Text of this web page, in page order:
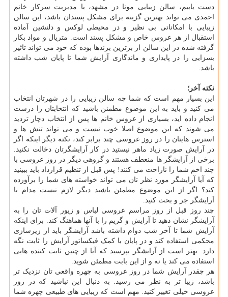
دست یابیم، سالن زیبایی مونا در مشهد، با مدیریت سرکار خانم
احمدی می تواند بهترین گزینه برای مشکل پسندان باشد، این سالن
زیبایی با امکاناتی بی نظیر و در محیطی لوکس و دلنشین آماده
استقبال از هر عروس خاص و مشکل پسند است. متریال و مواد بکار
گرفته شده در این سالن از برترین برندها بوده که خود می تواند تاثیر
بسزایی را در پایداری و ماندگاری آرایش شما تا پایان شب داشته
باشد.
نکته آخر؛
این بسیار مهم است که شما چه سالن زیبایی را در شهرتان انتخاب
می کنید و باید به این موضوع مطمئن باشید که انتخابتان را درست
انجام داده اید، بسیاری از عروس خانم ها پس از انتخاب دچار تردید
می شوند که این موضوع اصلا خوب نیست و می تواند تنش ها و
استرس هایتان را در روز عروسی چند برابر کند، نکته دیگر اینکه اگر
در آرایش صورت زیاد ماهر نیستید در کار آرایشگرتان دخالت نکنید.
برخی از آرایشگر ها منعطف هستند و گروهی دیگر در روز عروسی با
چند اخم شما را ناراحت می کنند! پس قبل از تنظیم قرارداد باید ببینید
که آیا آرایشگر مورد نظر تان می تواند خواسته های شما را برآورده
کند؟ اگر از این موضوع مطمئن باشید دیگر لازم نیست مدام با
آرایشگر جر و بحث کنید.
چند روز قبل از روز مراسم عروسی لباس و زیور آلات تان را به
آرایشگر نشان دهید تا آرایش و گریم را با آنها هماهنگ کند. برای اینکه
آرایش شما تا آخر شب دوام داشته باشد آرایشگر باید از زیرسازی
محکمی استفاده کند و در پایان با کمک فیکساتور آرایش را ثابت نگه
دارد. بهتر است از آرایشگر بپرسید که آیا از چنین ثابت کننده هایی
استفاده می کند یا نه و از این بابت مطمئن شوید.
هر چقدر آرایش شما در روز عروسی به چهره واقعی تان نزدیک تر
باشد، زیبا تر به نظر می رسید. به دنبال این نباشید که در روز
عروسی خیلی تغییر کنید. مهم است که زیبایی های طبیعی چهره شما